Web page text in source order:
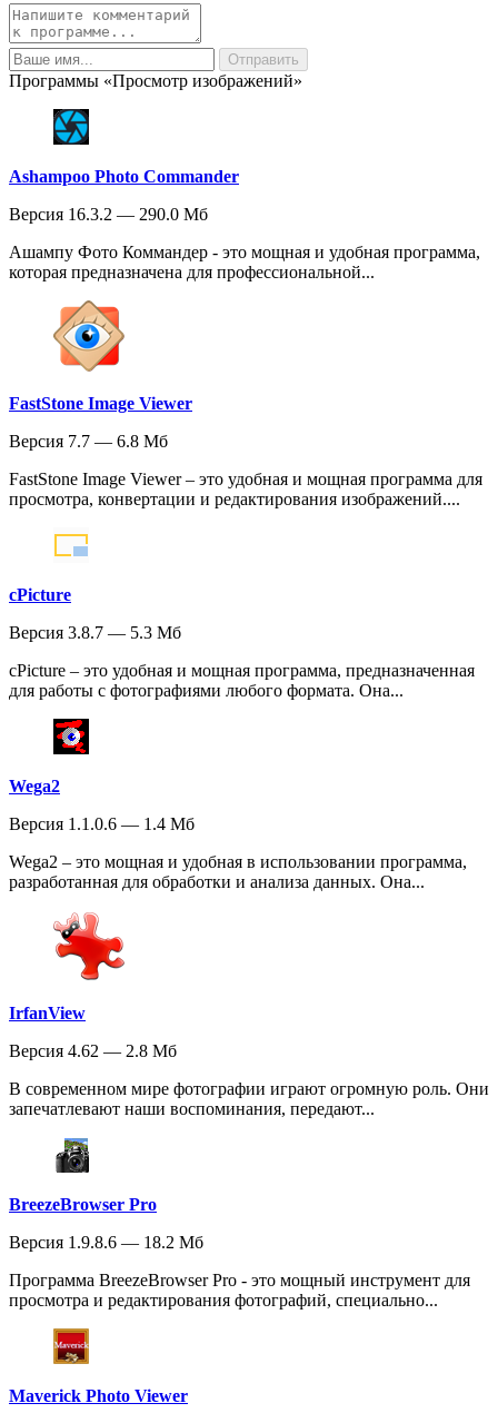
Программы «Просмотр изображений»
Ashampoo Photo Commander
Версия 16.3.2 — 290.0 Мб
Ашампу Фото Коммандер - это мощная и удобная программа,
которая предназначена для профессиональной...
FastStone Image Viewer
Версия 7.7 — 6.8 Мб
FastStone Image Viewer – это удобная и мощная программа для
просмотра, конвертации и редактирования изображений....
cPicture
Версия 3.8.7 — 5.3 Мб
cPicture – это удобная и мощная программа, предназначенная
для работы с фотографиями любого формата. Она...
Wega2
Версия 1.1.0.6 — 1.4 Мб
Wega2 – это мощная и удобная в использовании программа,
разработанная для обработки и анализа данных. Она...
IrfanView
Версия 4.62 — 2.8 Мб
В современном мире фотографии играют огромную роль. Они
запечатлевают наши воспоминания, передают...
BreezeBrowser Pro
Версия 1.9.8.6 — 18.2 Мб
Программа BreezeBrowser Pro - это мощный инструмент для
просмотра и редактирования фотографий, специально...
Maverick Photo Viewer